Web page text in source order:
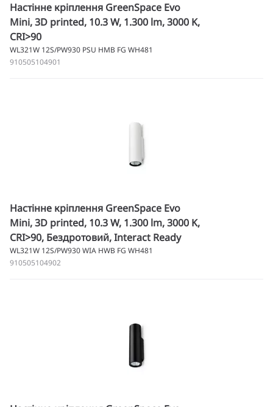
Настінне кріплення GreenSpace Evo
Mini, 3D printed, 10.3 W, 1.300 lm, 3000 K,
CRI>90
WL321W 12S/PW930 PSU HMB FG WH481
910505104901
Настінне кріплення GreenSpace Evo
Mini, 3D printed, 10.3 W, 1.300 lm, 3000 K,
CRI>90, Бездротовий, Interact Ready
WL321W 12S/PW930 WIA HWB FG WH481
910505104902